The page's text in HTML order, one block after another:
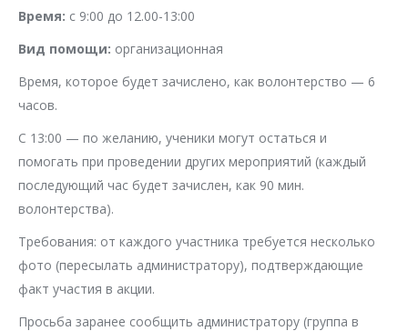
Время: с 9:00 до 12.00-13:00
Вид помощи: организационная
Время, которое будет зачислено, как волонтерство — 6
часов.
С 13:00 — по желанию, ученики могут остаться и
помогать при проведении других мероприятий (каждый
последующий час будет зачислен, как 90 мин.
волонтерства).
Требования: от каждого участника требуется несколько
фото (пересылать администратору), подтверждающие
факт участия в акции.
Просьба заранее сообщить администратору (группа в